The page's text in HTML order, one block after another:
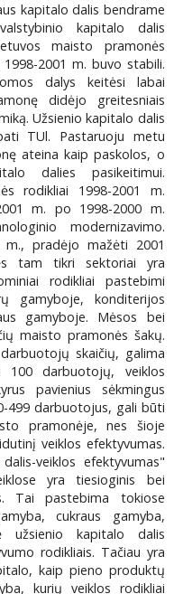
kapitalo dalis bendrame
kapitalo dalis
maisto pramonės
2001 m. buvo stabili.
dalys keitėsi labai
didėjo greitesniais
Užsienio kapitalo dalis
TUl. Pastaruoju metu
ateina kaip paskolos, o
dalies pasikeitimui.
rodikliai 1998-2001 m.
m. po 1998-2000 m.
modernizavimo.
m., pradėjo mažėti 2001
tam tikri sektoriai yra
rodikliai pastebimi
gamyboje, konditerijos
gamyboje. Mėsos bei
maisto pramonės šakų.
skaičių, galima
darbuotojų, veiklos
pavienius sėkmingus
499 darbuotojus, gali būti
pramonėje, nes šioje
veiklos efektyvumas.
veiklos efektyvumas"
yra tiesioginis bei
Tai pastebima tokiose
cukraus gamyba,
užsienio kapitalo dalis
rodikliais. Tačiau yra
kaip pieno produktų
kurių veiklos rodikliai